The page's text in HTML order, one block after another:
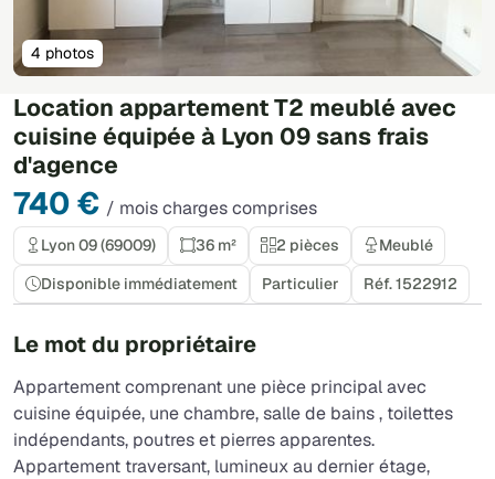
Location appartement T2 meublé avec
cuisine équipée à Lyon 09 sans frais
d'agence
740 € / mois charges comprises
4 photos
Lyon 09 (69009) 36 m² 2 pièces
Meublé
Disponible immédiatement
Particulier Réf. 1522912
Le mot du propriétaire
Appartement comprenant une pièce principal avec
cuisine équipée, une chambre, salle de bains , toilettes
indépendants, poutres et pierres apparentes.
Appartement traversant, lumineux au dernier étage,